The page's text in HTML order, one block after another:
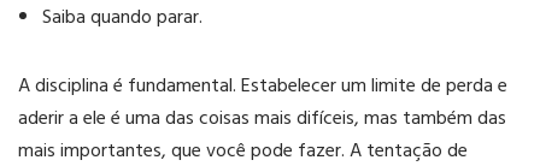
Saiba quando parar.
A disciplina é fundamental. Estabelecer um limite de perda e
aderir a ele é uma das coisas mais difíceis, mas também das
mais importantes, que você pode fazer. A tentação de